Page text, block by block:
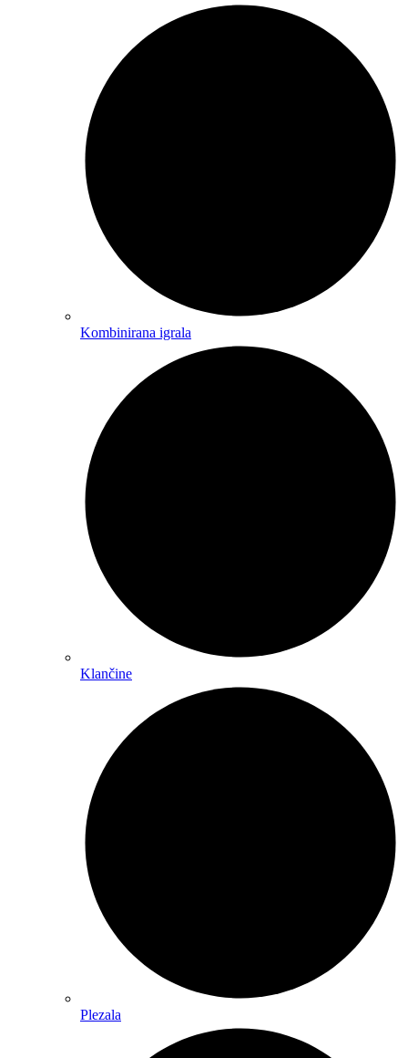
Kombinirana igrala
Klančine
Plezala